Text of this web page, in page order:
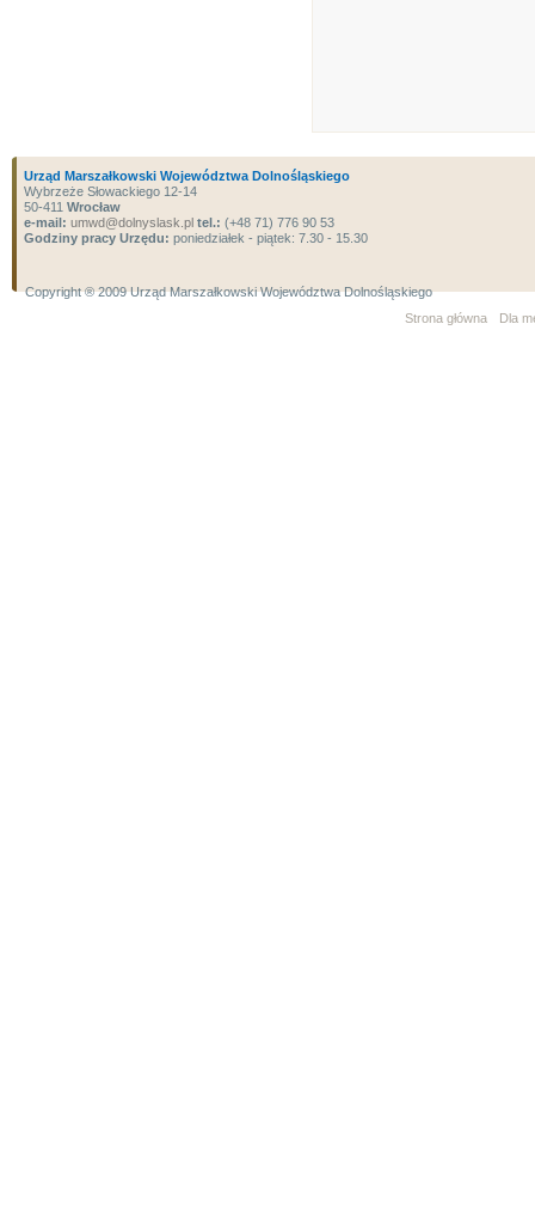
Urząd Marszałkowski Województwa Dolnośląskiego
Wybrzeże Słowackiego 12-14
50-411 Wrocław
e-mail: umwd@dolnyslask.pl tel.: (+48 71) 776 90 53
Godziny pracy Urzędu: poniedziałek - piątek: 7.30 - 15.30
Copyright ® 2009 Urząd Marszałkowski Województwa Dolnośląskiego
Strona główna
Dla